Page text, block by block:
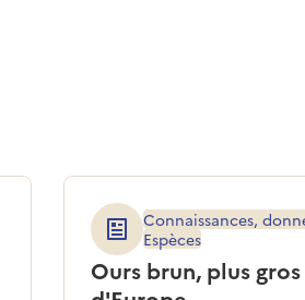
Ours brun, plus
Connaissances,
Espèces